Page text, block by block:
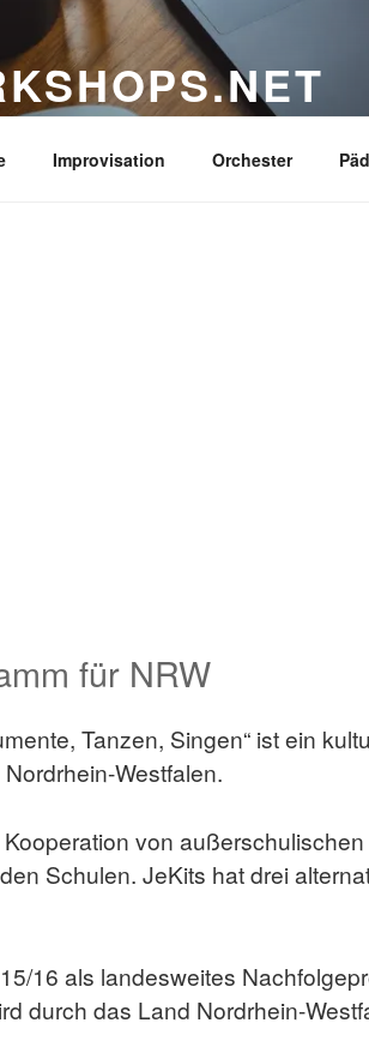
Improvisation Orchester
für NRW
Tanzen, Singen“ ist ein
Westfalen.
von
Schulen. JeKits hat drei
16 als landesweites
durch das Land Nordrhein-